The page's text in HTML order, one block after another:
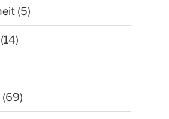
(5)
(14)
(69)